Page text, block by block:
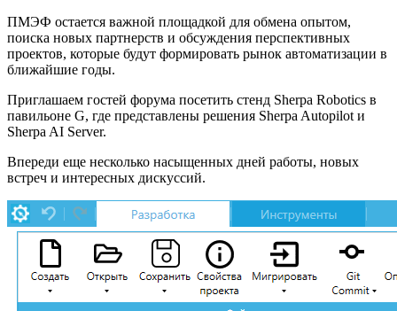
ПМЭФ остается важной площадкой для обмена опытом,
поиска новых партнерств и обсуждения перспективных
проектов, которые будут формировать рынок автоматизации в
ближайшие годы.
Приглашаем гостей форума посетить стенд Sherpa Robotics в
павильоне G, где представлены решения Sherpa Autopilot и
Sherpa AI Server.
Впереди еще несколько насыщенных дней работы, новых
встреч и интересных дискуссий.